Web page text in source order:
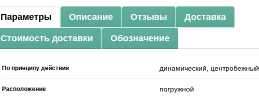
Параметры Описание Отзывы Доставка
Стоимость доставки Обозначение
По принципу действия динамический, центробежный
Расположение погружной